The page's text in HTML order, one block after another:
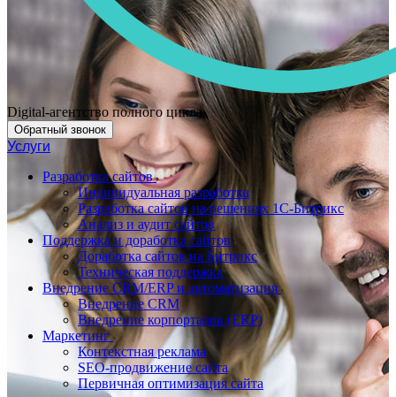
Digital-агентство полного цикла
Обратный звонок
Услуги
Разработка сайтов
Индивидуальная разработка
Разработка сайтов на решениях 1С-Битрикс
Анализ и аудит сайтов
Поддержка и доработка сайтов
Доработка сайтов на Битрикс
Техническая поддержка
Внедрение CRM/ERP и автоматизация
Внедрение CRM
Внедрение корпорталов (ERP)
Маркетинг
Контекстная реклама
SEO-продвижение сайта
Первичная оптимизация сайта